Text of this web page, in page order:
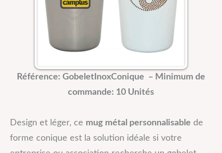
Référence: GobeletInoxConique – Minimum de
commande: 10 Unités
Design et léger, ce mug métal personnalisable de
forme conique est la solution idéale si votre